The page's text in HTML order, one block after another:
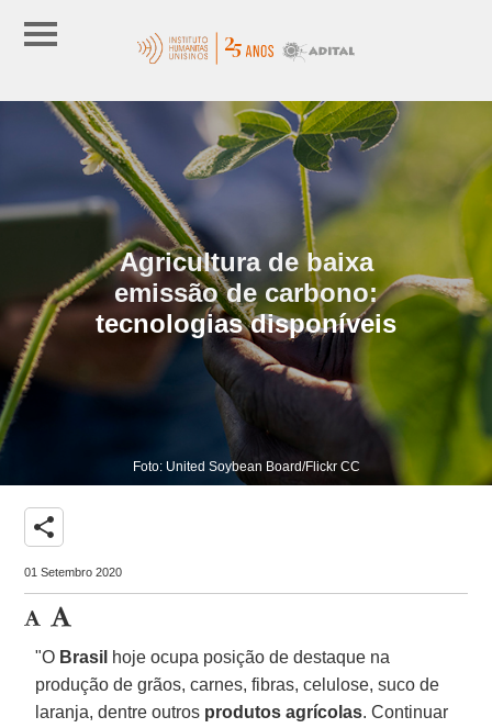
Agricultura de baixa
emissão de carbono:
tecnologias disponíveis
Foto: United Soybean Board/Flickr CC
share
01 Setembro 2020
"O Brasil hoje ocupa posição de destaque na
produção de grãos, carnes, fibras, celulose, suco de
laranja, dentre outros produtos agrícolas. Continuar